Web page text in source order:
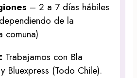
– 2 a 7 días hábiles
de la
comuna)
Trabajamos con Bla
Bluexpress (Todo Chile).